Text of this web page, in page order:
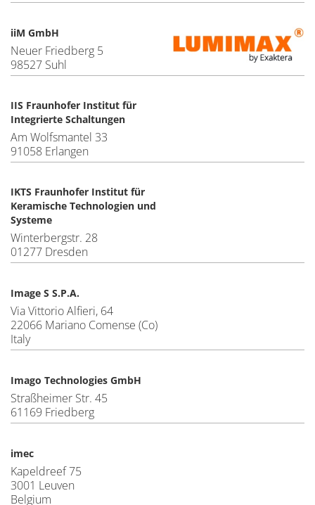
iiM GmbH
Neuer Friedberg 5
98527 Suhl
IIS Fraunhofer Institut für
Integrierte Schaltungen
Am Wolfsmantel 33
91058 Erlangen
IKTS Fraunhofer Institut für
Keramische Technologien und
Systeme
Winterbergstr. 28
01277 Dresden
Image S S.P.A.
Via Vittorio Alfieri, 64
22066 Mariano Comense (Co)
Italy
Imago Technologies GmbH
Straßheimer Str. 45
61169 Friedberg
imec
Kapeldreef 75
3001 Leuven
Belgium